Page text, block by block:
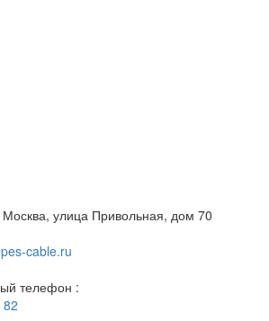
улица Привольная, дом 70
cable.ru
телефон :